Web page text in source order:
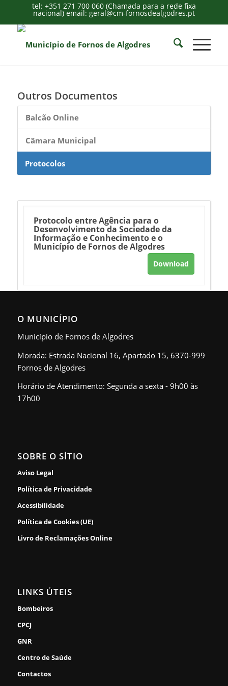
tel: +351 271 700 060 (Chamada para a rede fixa
nacional) email: geral@cm-fornosdealgodres.pt
Outros Documentos
Balcão Online
Câmara Municipal
Protocolos
Protocolo entre Agência para o
Desenvolvimento da Sociedade da
Informação e Conhecimento e o
Município de Fornos de Algodres
Download
O MUNICÍPIO
Município de Fornos de Algodres
Morada: Estrada Nacional 16, Apartado 15, 6370-999
Fornos de Algodres
Horário de Atendimento: Segunda a sexta - 9h00 às
17h00
SOBRE O SÍTIO
Aviso Legal
Política de Privacidade
Acessibilidade
Política de Cookies (UE)
Livro de Reclamações Online
LINKS ÚTEIS
Bombeiros
CPCJ
GNR
Centro de Saúde
Contactos